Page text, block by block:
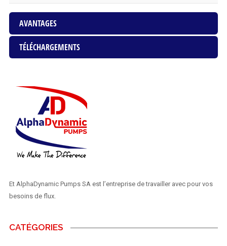
AVANTAGES
TÉLÉCHARGEMENTS
Et AlphaDynamic Pumps SA est l’entreprise de travailler avec pour vos
besoins de flux.
CATÉGORIES